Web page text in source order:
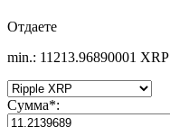
Отдаете
min.: 11213.96890001 XRP
Сумма*: